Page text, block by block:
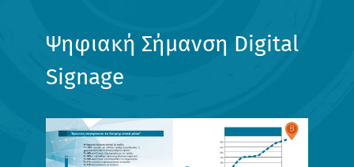
Ψηφιακή Σήμανση Digital
Signage